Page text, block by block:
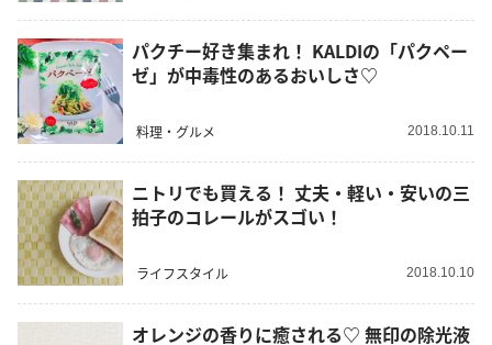
パクチー好き集まれ！ KALDIの「パクペー
ゼ」が中毒性のあるおいしさ♡
料理・グルメ 2018.10.11
ニトリでも買える！ 丈夫・軽い・安いの三
拍子のコレールがスゴい！
ライフスタイル 2018.10.10
オレンジの香りに癒される♡ 無印の除光液